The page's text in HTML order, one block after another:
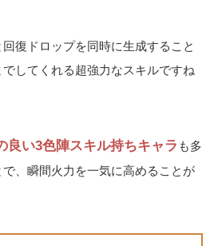
復ドロップを同時に生成すること
してくれる超強力なスキルですね
良い3色陣スキル持ちキャラ も多
、瞬間火力を一気に高めることが